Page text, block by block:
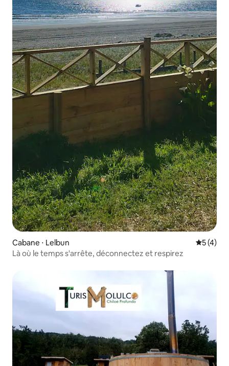
Cabane ⋅ Lelbun
5 (4)
Là où le temps s'arrête, déconnectez et respirez